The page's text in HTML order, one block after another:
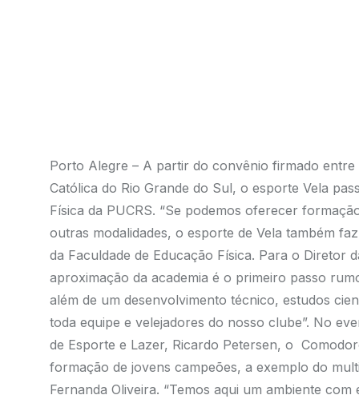
Porto Alegre – A partir do convênio firmado
Católica do Rio Grande do Sul, o esporte Vela
Física da PUCRS. “Se podemos oferecer
outras modalidades, o esporte de Vela também
da Faculdade de Educação Física. Para o Diretor
aproximação da academia é o primeiro passo
além de um desenvolvimento técnico, estudos
toda equipe e velejadores do nosso clube”. No
de Esporte e Lazer, Ricardo Petersen, o
formação de jovens campeões, a exemplo do
Fernanda Oliveira. “Temos aqui um ambiente